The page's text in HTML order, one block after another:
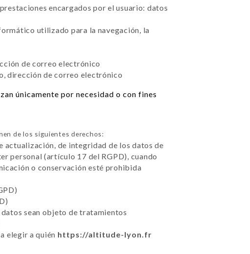
encargados por el usuario: datos
utilizado para la navegación, la
de correo electrónico
dirección de correo electrónico
únicamente por necesidad o con fines
de los siguientes derechos:
actualización, de integridad de los datos de
personal (artículo 17 del RGPD), cuando
o conservación esté prohibida
sean objeto de tratamientos
elegir a quién https://altitude-lyon.fr